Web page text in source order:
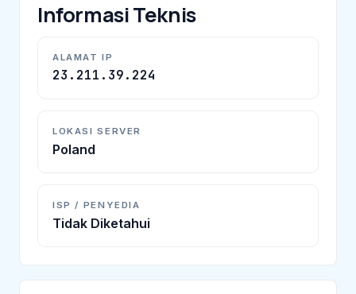
Informasi Teknis
ALAMAT IP
23.211.39.224
LOKASI SERVER
Poland
ISP / PENYEDIA
Tidak Diketahui